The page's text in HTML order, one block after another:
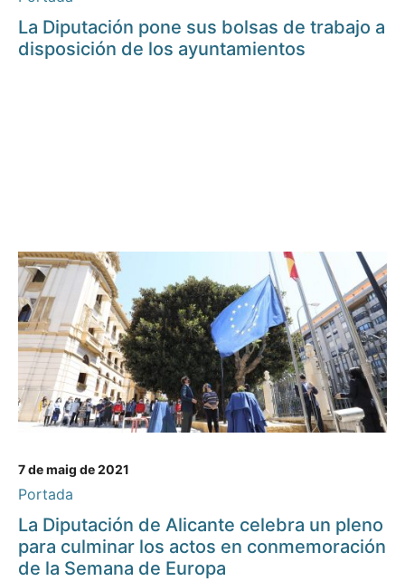
La Diputación pone sus bolsas de trabajo a
disposición de los ayuntamientos
7 de maig de 2021
Portada
La Diputación de Alicante celebra un pleno
para culminar los actos en conmemoración
de la Semana de Europa